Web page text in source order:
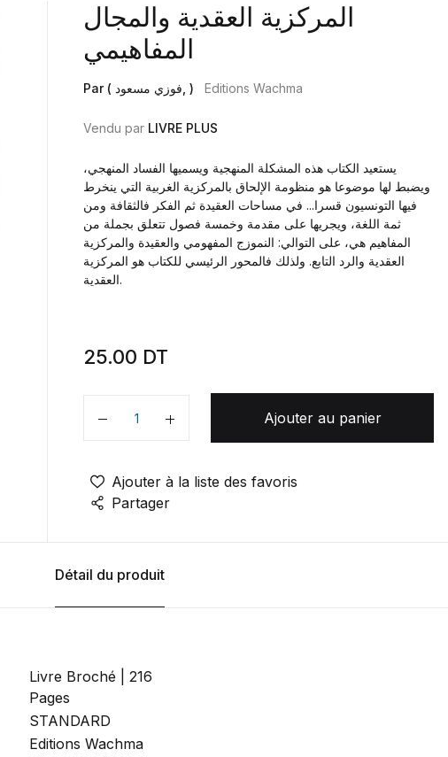
المركزية العقدية والمجال
المفاهيمي
Par ( فوزي مسعود, ) Editions Wachma
Vendu par LIVRE PLUS
يستعيد الكتاب هذه المشكلة المنهجية ويسميها الفساد المنهجي،
ويضبط لها موضوعا هو منظومة الإلحاق بالمركزية الغربية التي ينخرط
فيها التونسيون قسرا... في مساحات العقيدة ثم الفكر فالثقافة ومن
ثمة اللغة، ويجريها على مقدمة وخمسة فصول تتعلق بجملة من
المفاهيم هي، على التوالي: النموزج المفهومي والعقيدة والمركزية
العقدية والرد التابع. ولذلك فالمحور الرئيسي للكتاب هو المركزية
العقدية.
25.00 DT
Quantité
Ajouter au panier
Ajouter à la liste des favoris
Partager
Détail du produit
Livre Broché | 216
Pages
STANDARD
Editions Wachma